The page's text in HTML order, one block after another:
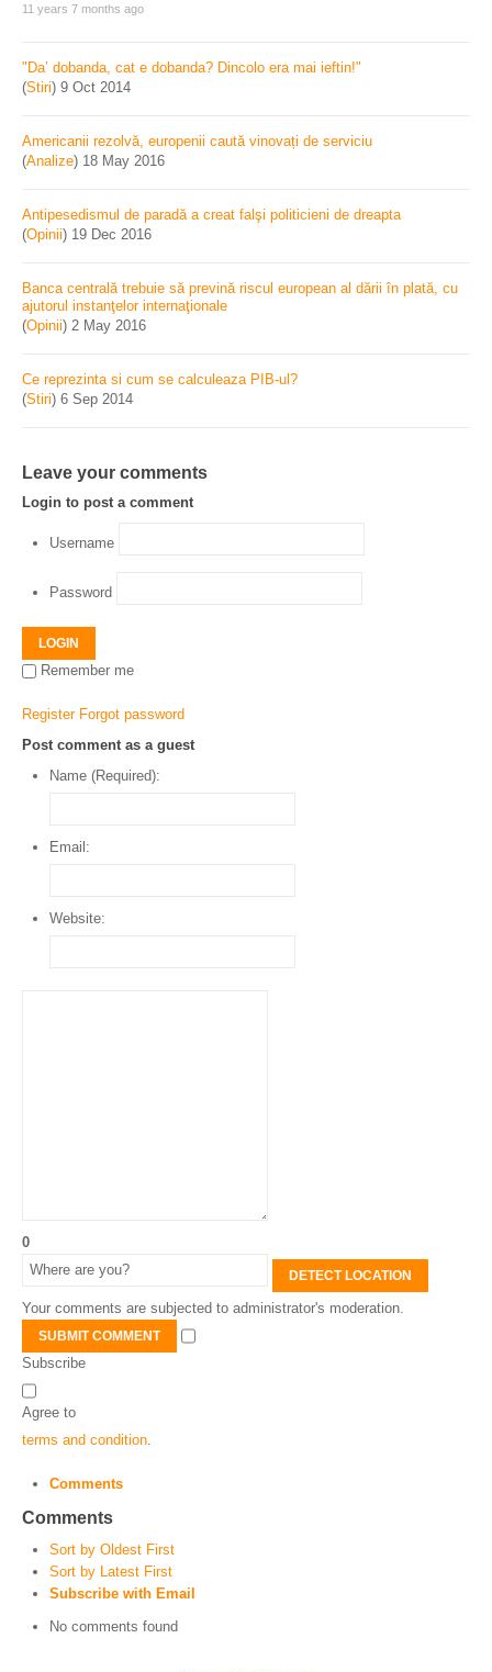
11 years 7 months ago
"Da’ dobanda, cat e dobanda? Dincolo era mai ieftin!"
(Stiri) 9 Oct 2014
Americanii rezolvă, europenii caută vinovați de serviciu
(Analize) 18 May 2016
Antipesedismul de paradă a creat falşi politicieni de dreapta
(Opinii) 19 Dec 2016
Banca centrală trebuie să prevină riscul european al dării în plată, cu
ajutorul instanţelor internaţionale
(Opinii) 2 May 2016
Ce reprezinta si cum se calculeaza PIB-ul?
(Stiri) 6 Sep 2014
Leave your comments
Login to post a comment
Username
Password
LOGIN
Remember me
Register Forgot password
Post comment as a guest
Name (Required):
Email:
Website:
0
DETECT LOCATION
Your comments are subjected to administrator's moderation.
SUBMIT COMMENT
Subscribe
Agree to
terms and condition.
Comments
Comments
Sort by Oldest First
Sort by Latest First
Subscribe with Email
No comments found